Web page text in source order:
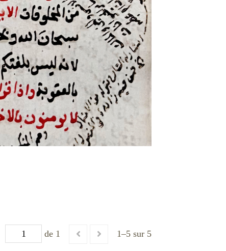
de 1 1–5 sur 5